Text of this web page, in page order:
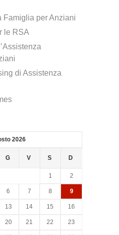
Famiglia per Anziani
le RSA
di Assistenza
2026
G V S D
1 2
6 7 8 9
13 14 15 16
20 21 22 23